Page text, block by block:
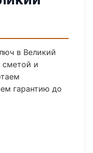
в Великий
сметой и
гарантию до